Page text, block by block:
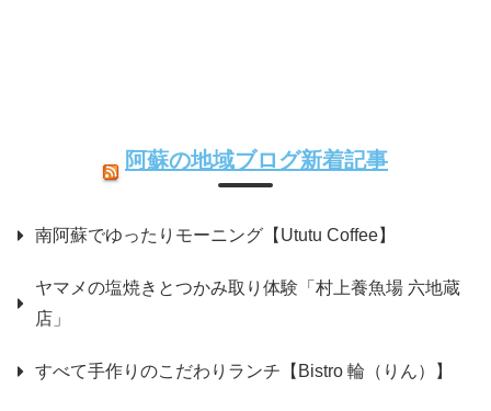
阿蘇の地域ブログ新着記事
南阿蘇でゆったりモーニング【Ututu Coffee】
ヤマメの塩焼きとつかみ取り体験「村上養魚場 六地蔵
店」
すべて手作りのこだわりランチ【Bistro 輪（りん）】